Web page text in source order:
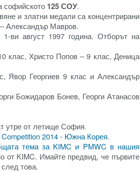
софийското 125 СОУ.
и златни медали са концентрирани
Александър Мавров.
ви август 1997 година. Отборът на
клас, Христо Попов – 9 клас, Деница
Георгиев 9 клас и Александър
Божидаров Бонев, Георги Атанасов
утре от летище София.
Competition 2014 - Южна Корея.
тема за KIMC и PMWC в нашия
от KIMC. Имайте предвид, че първите
това.